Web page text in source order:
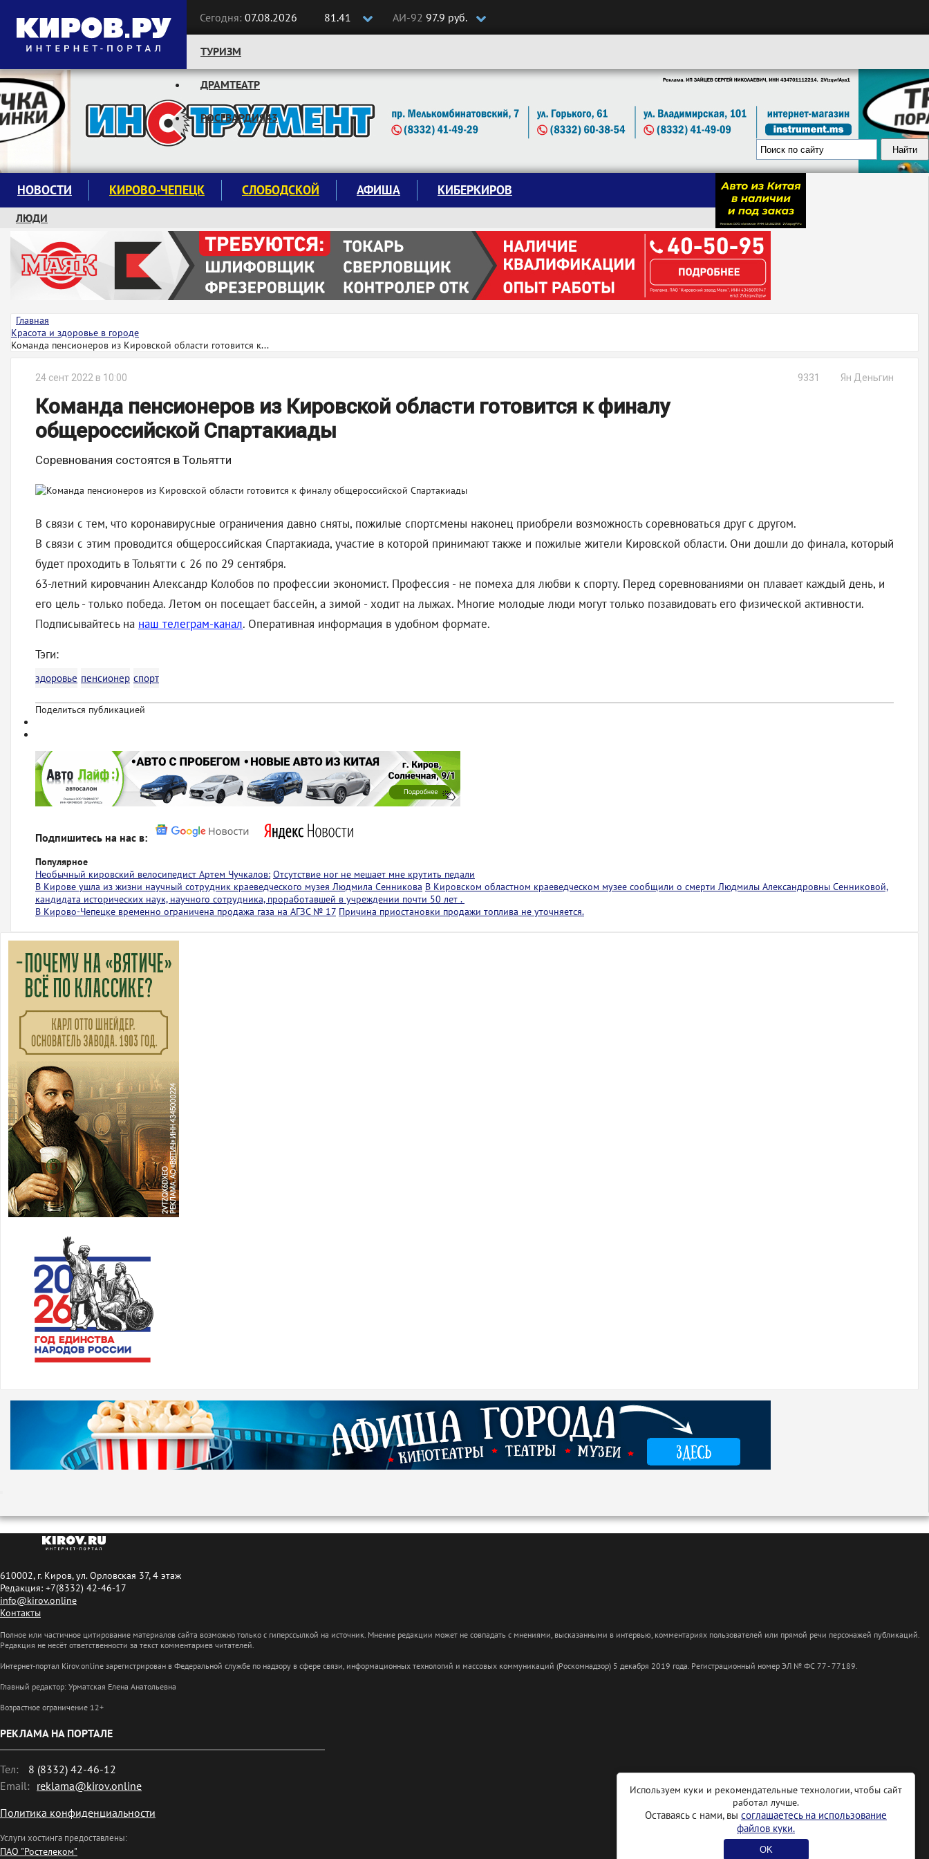
Сегодня: 07.08.2026 81.41 АИ-92 97.9 руб.
Следите за новостями:
ТУРИЗМ
ДРАМТЕАТР
РОСГВАРДИЯ43
НОВОСТИ КИРОВО-ЧЕПЕЦК СЛОБОДСКОЙ АФИША КИБЕРКИРОВ
ЛЮДИ
КРУЖКИ И СЕКЦИИ
ЗАВОДУ "МАЯК" 85 ЛЕТ
ЭКОЛОГИЯ
Главная
Красота и здоровье в городе
Команда пенсионеров из Кировской области готовится к...
24 сент 2022 в 10:00 Ян Деньгин
9331
Команда пенсионеров из Кировской области готовится к финалу
общероссийской Спартакиады
Соревнования состоятся в Тольятти
В связи с тем, что коронавирусные ограничения давно сняты, пожилые спортсмены наконец приобрели возможность соревноваться друг с другом.
В связи с этим проводится общероссийская Спартакиада, участие в которой принимают также и пожилые жители Кировской области. Они дошли до финала, который
будет проходить в Тольятти с 26 по 29 сентября.
63-летний кировчанин Александр Колобов по профессии экономист. Профессия - не помеха для любви к спорту. Перед соревнованиями он плавает каждый день, и
его цель - только победа. Летом он посещает бассейн, а зимой - ходит на лыжах. Многие молодые люди могут только позавидовать его физической активности.
Подписывайтесь на наш телеграм-канал. Оперативная информация в удобном формате.
Тэги:
здоровье пенсионер спорт
Поделиться публикацией
Подпишитесь на нас в:
Популярное
Необычный кировский велосипедист Артем Чучкалов: Отсутствие ног не мешает мне крутить педали
В Кирове ушла из жизни научный сотрудник краеведческого музея Людмила Сенникова В Кировском областном краеведческом музее сообщили о смерти Людмилы Александровны Сенниковой,
кандидата исторических наук, научного сотрудника, проработавшей в учреждении почти 50 лет .
В Кирово-Чепецке временно ограничена продажа газа на АГЗС № 17 Причина приостановки продажи топлива не уточняется.
610002, г. Киров, ул. Орловская 37, 4 этаж
Редакция: +7(8332) 42-46-17
info@kirov.online
Контакты
Полное или частичное цитирование материалов сайта возможно только с гиперссылкой на источник. Мнение редакции может не совпадать с мнениями, высказанными в интервью, комментариях пользователей или прямой речи персонажей публикаций.
Редакция не несёт ответственности за текст комментариев читателей.
Интернет-портал Kirov.online зарегистрирован в Федеральной службе по надзору в сфере связи, информационных технологий и массовых коммуникаций (Роскомнадзор) 5 декабря 2019 года. Регистрационный номер ЭЛ № ФС 77 - 77189.
Главный редактор: Урматская Елена Анатольевна
Возрастное ограничение 12+
РЕКЛАМА НА ПОРТАЛЕ
Тел:
8 (8332) 42-46-12
Email: reklama@kirov.online
Политика конфиденциальности
Услуги хостинга предоставлены:
ПАО "Ростелеком"
Используем куки и рекомендательные технологии, чтобы сайт
работал лучше.
Оставаясь с нами, вы соглашаетесь на использование
файлов куки.
OK